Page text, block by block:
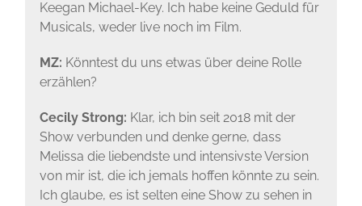
Keegan Michael-Key. Ich habe keine Geduld für
Musicals, weder live noch im Film.
MZ: Könntest du uns etwas über deine Rolle
erzählen?
Cecily Strong: Klar, ich bin seit 2018 mit der
Show verbunden und denke gerne, dass
Melissa die liebendste und intensivste Version
von mir ist, die ich jemals hoffen könnte zu sein.
Ich glaube, es ist selten eine Show zu sehen in